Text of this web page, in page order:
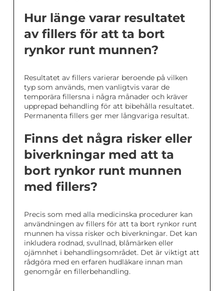
Hur länge varar resultatet
av fillers för att ta bort
rynkor runt munnen?
Resultatet av fillers varierar beroende på vilken
typ som används, men vanligtvis varar de
temporära fillersna i några månader och kräver
upprepad behandling för att bibehålla resultatet.
Permanenta fillers ger mer långvariga resultat.
Finns det några risker eller
biverkningar med att ta
bort rynkor runt munnen
med fillers?
Precis som med alla medicinska procedurer kan
användningen av fillers för att ta bort rynkor runt
munnen ha vissa risker och biverkningar. Det kan
inkludera rodnad, svullnad, blåmärken eller
ojämnhet i behandlingsområdet. Det är viktigt att
rådgöra med en erfaren hudläkare innan man
genomgår en fillerbehandling.